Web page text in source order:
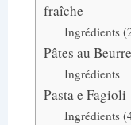
fraîche
Ingrédients
Pâtes au
Ingrédients
Pasta e
Ingrédients